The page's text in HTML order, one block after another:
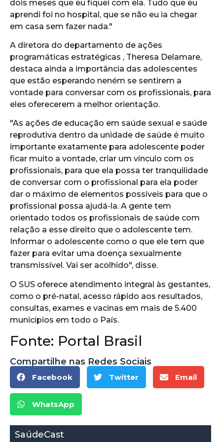
dois meses que eu fiquei com ela. Tudo que eu
aprendi foi no hospital, que se não eu ia chegar
em casa sem fazer nada."
A diretora do departamento de ações
programáticas estratégicas , Theresa Delamare,
destaca ainda a importância das adolescentes
que estão esperando neném se sentirem a
vontade para conversar com os profissionais, para
eles oferecerem a melhor orientação.
"As ações de educação em saúde sexual e saúde
reprodutiva dentro da unidade de saúde é muito
importante exatamente para adolescente poder
ficar muito a vontade, criar um vínculo com os
profissionais, para que ela possa ter tranquilidade
de conversar com o profissional para ela poder
dar o máximo de elementos possíveis para que o
profissional possa ajudá-la. A gente tem
orientado todos os profissionais de saúde com
relação a esse direito que o adolescente tem.
Informar o adolescente como o que ele tem que
fazer para evitar uma doença sexualmente
transmissível. Vai ser acolhido", disse.
O SUS oferece atendimento integral às gestantes,
como o pré-natal, acesso rápido aos resultados,
consultas, exames e vacinas em mais de 5.400
municípios em todo o País.
Fonte: Portal Brasil
Compartilhe nas Redes Sociais
Facebook Twitter Email
WhatsApp
SaúdeCast